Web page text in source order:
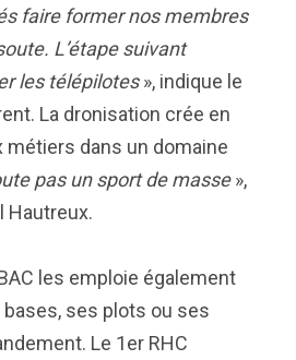
faire former nos membres
L’étape suivant
les télépilotes», indique le
La dronisation crée en
dans un domaine
pas un sport de masse»,
Hautreux.
les emploie également
ses plots ou ses
Le 1er RHC